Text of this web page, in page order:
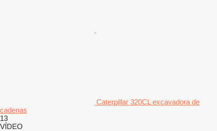
Caterpillar 320CL excavadora de
cadenas
13
VÍDEO